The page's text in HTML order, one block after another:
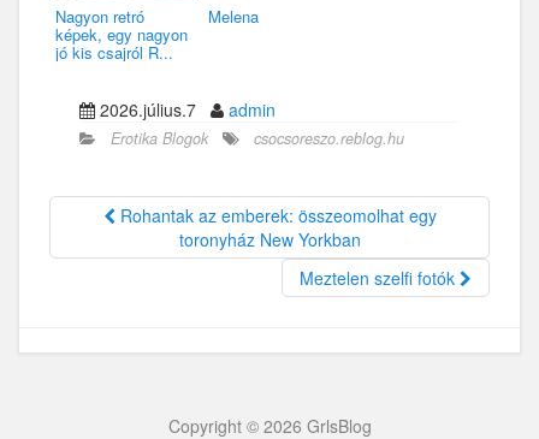
Nagyon retró
képek, egy nagyon
jó kis csajról R...
Melena
2026.július.7 admin
Erotika Blogok csocsoreszo.reblog.hu
Rohantak az emberek: összeomolhat egy
toronyház New Yorkban
Meztelen szelfi fotók
Copyright © 2026 GrlsBlog